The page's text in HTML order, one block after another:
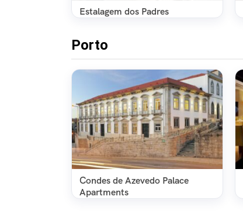
Estalagem dos Padres
Porto
Condes de Azevedo Palace
Apartments